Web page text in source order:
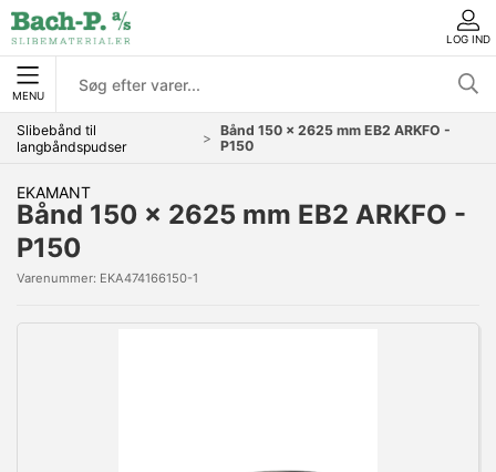
LOG IND
MENU
Slibebånd til
langbåndspudser
Bånd 150 x 2625 mm EB2 ARKFO -
P150
EKAMANT
Bånd 150 x 2625 mm EB2 ARKFO -
P150
Varenummer: EKA474166150-1